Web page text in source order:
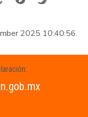
2025 10:40:56.